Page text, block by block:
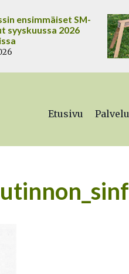
ensimmäiset SM-
syyskuussa 2026
Etusivu